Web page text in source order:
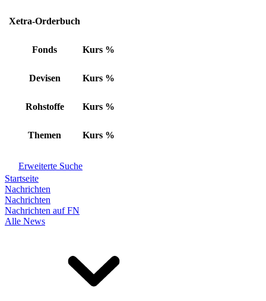
Xetra-Orderbuch
Fonds Kurs %
Devisen Kurs %
Rohstoffe Kurs %
Themen Kurs %
Erweiterte Suche
Startseite
Nachrichten
Nachrichten
Nachrichten auf FN
Alle News